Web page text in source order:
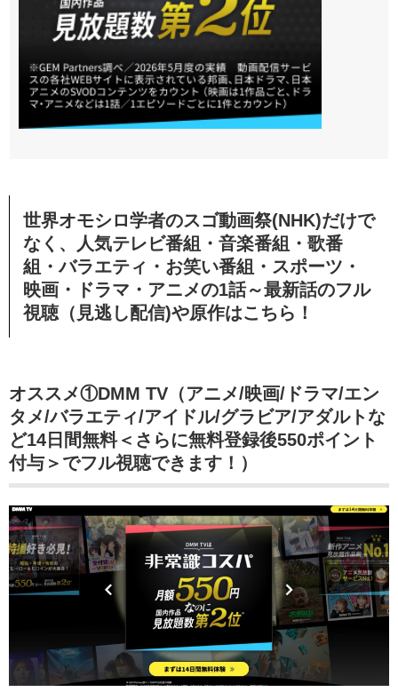
世界オモシロ学者のスゴ動画祭(NHK)だけで
なく、人気テレビ番組・音楽番組・歌番
組・バラエティ・お笑い番組・スポーツ・
映画・ドラマ・アニメの1話～最新話のフル
視聴（見逃し配信)や原作はこちら！
オススメ①DMM TV（アニメ/映画/ドラマ/エン
タメ/バラエティ/アイドル/グラビア/アダルトな
ど14日間無料＜さらに無料登録後550ポイント
付与＞でフル視聴できます！）